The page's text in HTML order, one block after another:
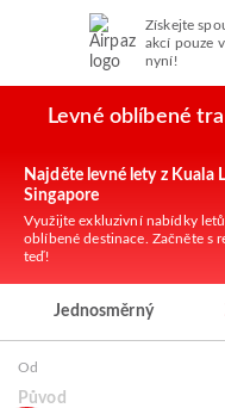
Získejte
akcí pouze
nyní!
Levné oblíbené
Najděte levné lety z Kuala
Singapore
Využijte exkluzivní nabídky
oblíbené destinace. Začněte s
teď!
Jednosměrný
Od
Původ